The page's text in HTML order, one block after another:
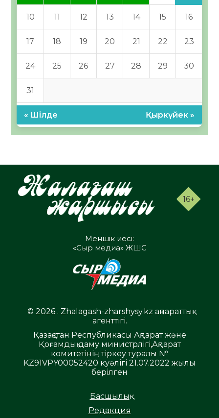
10 11 12 13 14 15 16
17 18 19 20 21 22 23
24 25 26 27 28 29 30
31
« Шілде Қыркүйек »
16+
Меншік иесі:
«Сыр медиа» ЖШС
© 2026 . Zhalagash-zharshysy.kz ақпараттық
агенттігі.
Қазақстан Республикасы Ақпарат және
Қоғамдық даму министрлігі,Ақпарат
комитетінің тіркеу туралы №
KZ91VPY00052420 куәлігі 21.07.2022 жылы
берілген
Басшылық
Редакция